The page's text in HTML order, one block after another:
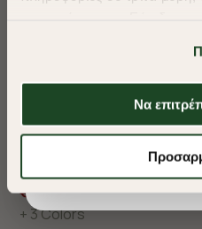
απαιτούμενα cookies» και
στα cookies και τις
απαραίτητα για την ασφαλή
λειτουργικότητα της
θα μπορούμε να
προσφέρουμε
Να
€33,15
+ 3 Colors